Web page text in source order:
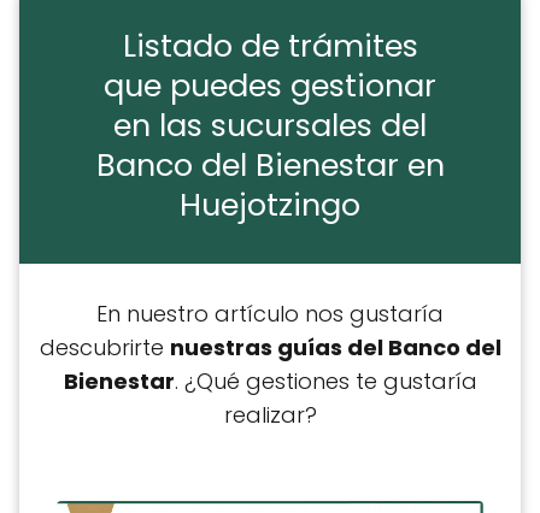
Listado de trámites
que puedes gestionar
en las sucursales del
Banco del Bienestar en
Huejotzingo
En nuestro artículo nos gustaría
descubrirte nuestras guías del Banco del
Bienestar. ¿Qué gestiones te gustaría
realizar?